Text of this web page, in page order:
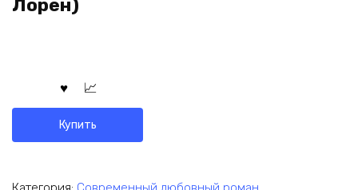
Лорен)
Купить